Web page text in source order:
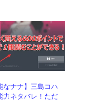
なナナ】三島コハ
力ネタバレ！ただ